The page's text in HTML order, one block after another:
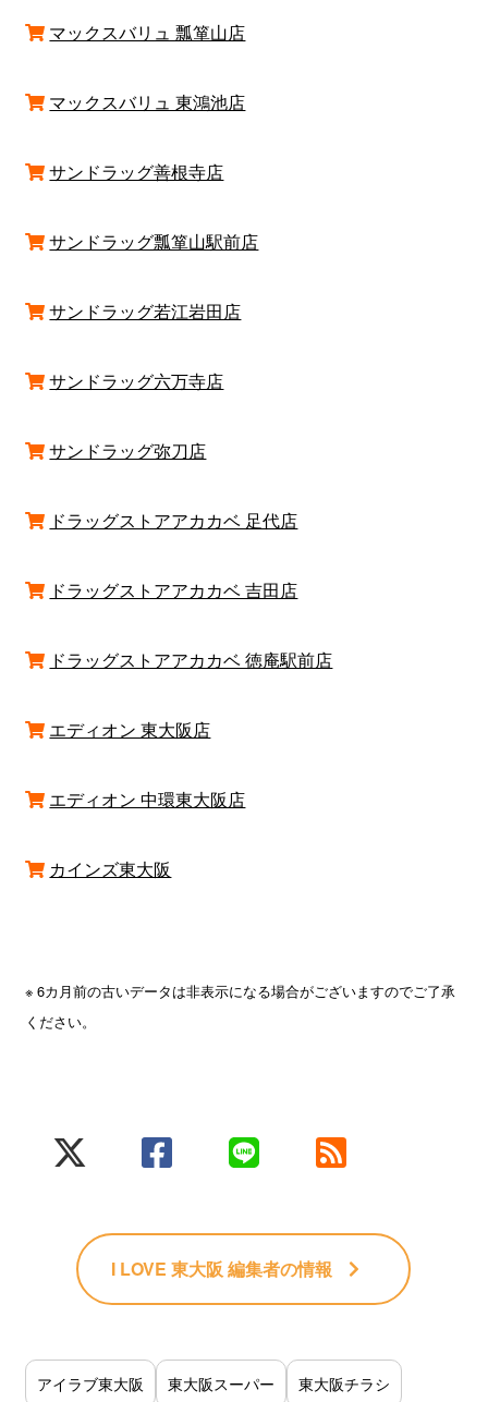
マックスバリュ 瓢箪山店
マックスバリュ 東鴻池店
サンドラッグ善根寺店
サンドラッグ瓢箪山駅前店
サンドラッグ若江岩田店
サンドラッグ六万寺店
サンドラッグ弥刀店
ドラッグストアアカカベ 足代店
ドラッグストアアカカベ 吉田店
ドラッグストアアカカベ 徳庵駅前店
エディオン 東大阪店
エディオン 中環東大阪店
カインズ東大阪
※ 6カ月前の古いデータは非表示になる場合がございますのでご了承
ください。
I LOVE 東大阪 編集者の情報
アイラブ東大阪 東大阪スーパー 東大阪チラシ